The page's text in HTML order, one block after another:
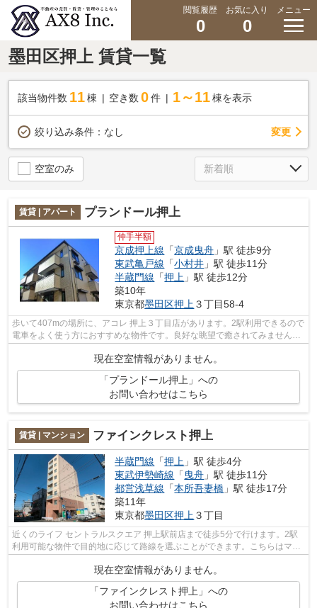
閲覧履歴
0
お気に入り
0
メニュー
墨田区押上 賃貸一覧
該当物件数 11棟 空き数 0 件 1～11 棟を表示
絞り込み条件： なし 変更
空室のみ
賃貸 | アパート プランドール押上
仲手半額
京成押上線 「京成曳舟 」駅 徒歩9分
東武亀戸線 「小村井 」駅 徒歩11分
半蔵門線 「押上 」駅 徒歩12分
築10年
東京都墨田区押上３丁目58-4
歩いて407mの場所に、アコレ 押上３丁目店があります。2駅利用できるので
電車をよく使う方におすすめな物件です。良好な眺望で癒されてみません
現在空室情報がありません。
「プランドール押上」への
お問い合わせはこちら
賃貸 | マンション ファインクレスト押上
半蔵門線 「押上 」駅 徒歩4分
東武伊勢崎線 「曳舟 」駅 徒歩11分
都営浅草線 「本所吾妻橋 」駅 徒歩17分
築11年
東京都墨田区押上 ３丁目
近くのライフ セントラルスクエア 押上駅前店まで徒歩5分で行けます。2駅
利用可能な物件で目的地に応じて路線を選ぶことができます。こちらはマン
現在空室情報がありません。
「ファインクレスト押上」への
お問い合わせはこちら